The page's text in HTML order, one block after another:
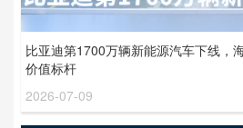
比亚迪第1700万辆新能源汽车下线，
价值标杆
2026-07-09